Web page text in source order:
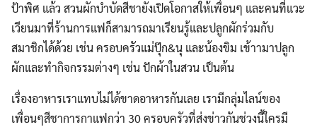
ป้าพิศ แล้ว สวนผักบำบัดสีชายังเปิดโอกาสให้เพื่อนๆ และคนที่แวะ
เวียนมาที่ร้านการแฟก็สามารถมาเรียนรู้และปลูกผักร่วมกับ
สมาชิกได้ด้วย เช่น ครอบครัวแม่ปุ๊ก&นุ และน้องขิม เข้าามาปลูก
ผักและทำกิจกรรมต่างๆ เช่น ปักผ้าในสวน เป็นต้น
เรื่องอาหารเราแทบไม่ได้ขาดอาหารกันเลย เรามีกลุ่มไลน์ของ
เพื่อนๆสีชาการกาแฟกว่า 30 ครอบครัวที่ส่งข่าวกันช่วงนี้ใครมี